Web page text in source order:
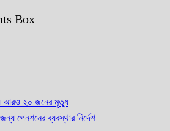
Box
আরও ২০ জনের মৃত্যু
জন্য পেনশনের ব্যবস্থার নির্দেশ